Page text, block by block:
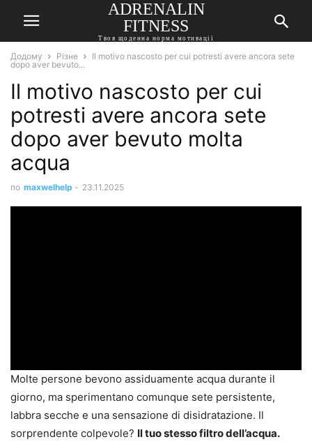
ADRENALIN
FITNESS
Твоя щоденна норма мотивації
Додому Різне
Il motivo nascosto per cui potresti avere ancora sete
dopo aver bevuto...
Il motivo nascosto per cui
potresti avere ancora sete
dopo aver bevuto molta
acqua
по maxwelhelp - 23.11.2025
Molte persone bevono assiduamente acqua durante il
giorno, ma sperimentano comunque sete persistente,
labbra secche e una sensazione di disidratazione. Il
sorprendente colpevole? Il tuo stesso filtro dell’acqua.